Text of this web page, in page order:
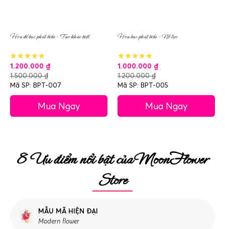
Hoa để bục phát biểu – Tạo khác biệt
1.200.000 ₫
1.500.000₫
Mã SP: BPT-007
Mua Ngay
Hoa bục phát biểu – Nỗ lực
1.000.000 ₫
1.200.000₫
Mã SP: BPT-005
Mua Ngay
8 Ưu điểm nổi bật của MoonFlower
Store
MẪU MÃ HIỆN ĐẠI
Modern flower